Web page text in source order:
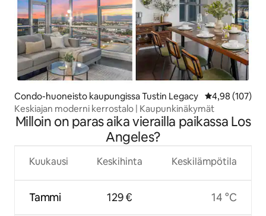
Condo-huoneisto kaupungissa Tustin Legacy
4,98 (107)
Keskiajan moderni kerrostalo | Kaupunkinäkymät
Milloin on paras aika vierailla paikassa Los
Angeles?
Kuukausi
Tammi
Keskihinta
129 €
Keskilämpötila
14 °C